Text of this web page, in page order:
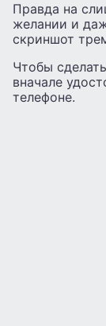
Правда на
желании и
скриншот
Чтобы
вначале
телефоне.